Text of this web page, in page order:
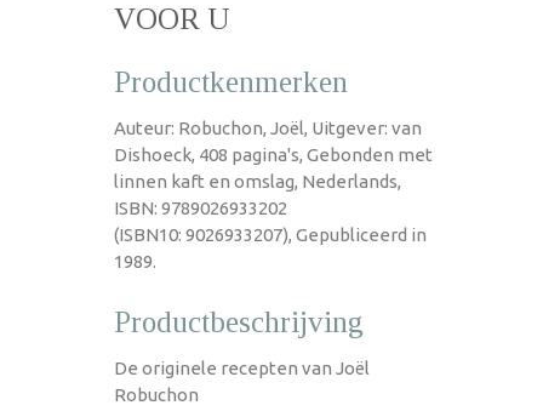
VOOR U
Productkenmerken
Auteur: Robuchon, Joël, Uitgever: van
Dishoeck, 408 pagina's, Gebonden met
linnen kaft en omslag, Nederlands,
ISBN: 9789026933202
(ISBN10: 9026933207), Gepubliceerd in
1989.
Productbeschrijving
De originele recepten van Joël
Robuchon